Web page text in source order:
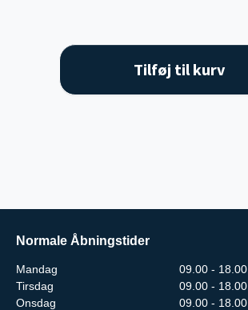
Tilføj til kurv
Normale Åbningstider
Mandag
09.00 - 18.00
Tirsdag
09.00 - 18.00
Onsdag
09.00 - 18.00